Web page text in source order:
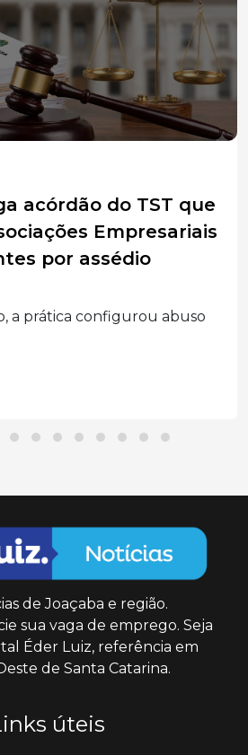
acórdão do TST que
Empresariais
por assédio
a prática configurou abuso
de Joaçaba e região.
sua vaga de emprego. Seja
Éder Luiz, referência em
de Santa Catarina.
úteis